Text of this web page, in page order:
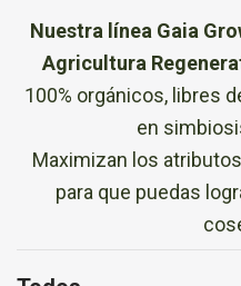
Nuestra línea Gaia
Agricultura
100% orgánicos, libres
en
Maximizan los
para que puedas